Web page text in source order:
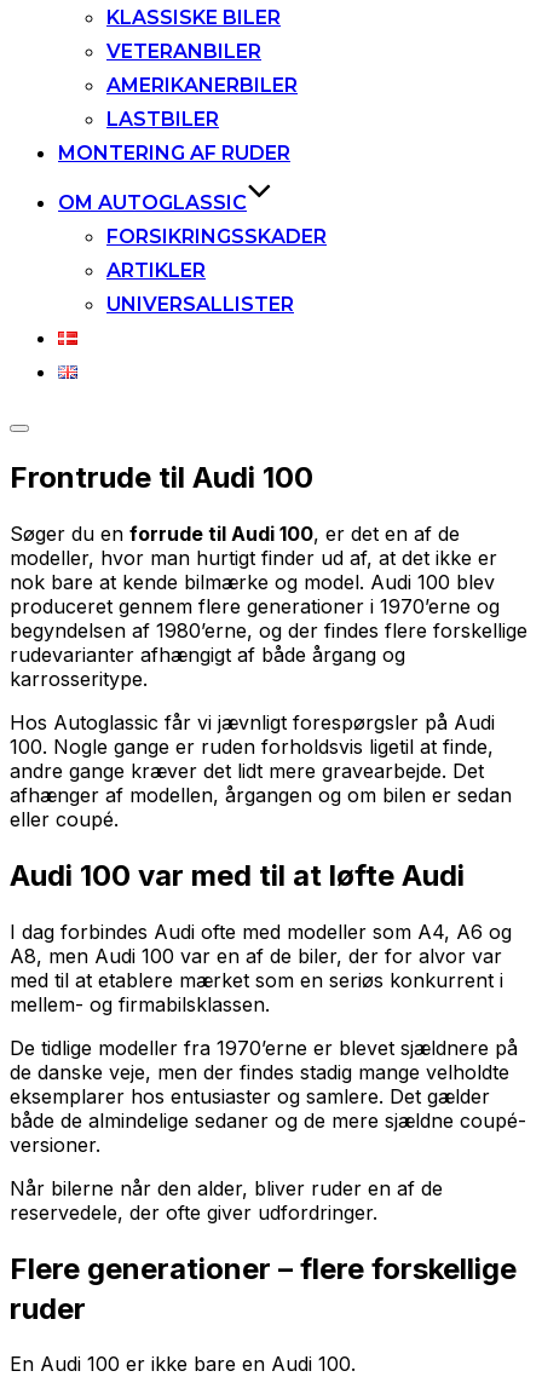
KLASSISKE BILER
VETERANBILER
AMERIKANERBILER
LASTBILER
MONTERING AF RUDER
OM AUTOGLASSIC
FORSIKRINGSSKADER
ARTIKLER
UNIVERSALLISTER
Slå
i
Frontrude til Audi 100
Søger du en forrude til Audi 100, er det en af de
modeller, hvor man hurtigt finder ud af, at det ikke er
nok bare at kende bilmærke og model. Audi 100 blev
produceret gennem flere generationer i 1970’erne og
begyndelsen af 1980’erne, og der findes flere forskellige
rudevarianter afhængigt af både årgang og
karrosseritype.
Hos Autoglassic får vi jævnligt forespørgsler på Audi
100. Nogle gange er ruden forholdsvis ligetil at finde,
andre gange kræver det lidt mere gravearbejde. Det
afhænger af modellen, årgangen og om bilen er sedan
eller coupé.
Audi 100 var med til at løfte Audi
I dag forbindes Audi ofte med modeller som A4, A6 og
A8, men Audi 100 var en af de biler, der for alvor var
med til at etablere mærket som en seriøs konkurrent i
mellem- og firmabilsklassen.
De tidlige modeller fra 1970’erne er blevet sjældnere på
de danske veje, men der findes stadig mange velholdte
eksemplarer hos entusiaster og samlere. Det gælder
både de almindelige sedaner og de mere sjældne coupé-
versioner.
Når bilerne når den alder, bliver ruder en af de
reservedele, der ofte giver udfordringer.
Flere generationer – flere forskellige
ruder
En Audi 100 er ikke bare en Audi 100.